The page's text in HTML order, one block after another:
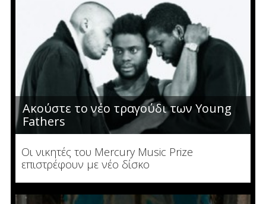
Aκούστε το νέο τραγούδι των Young
Fathers
Οι νικητές του Mercury Music Prize
επιστρέφουν με νέο δίσκο